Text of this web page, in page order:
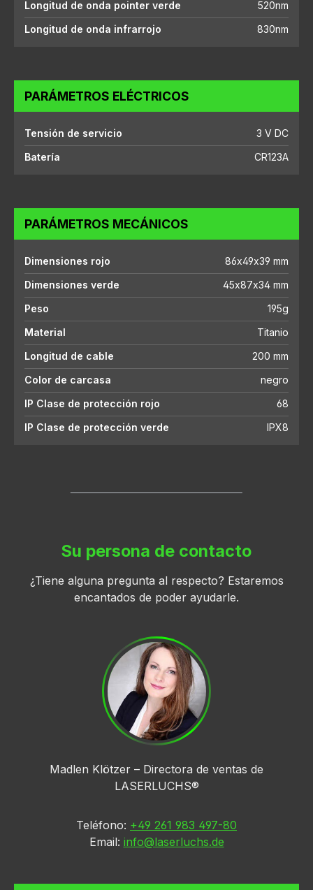
Longitud de onda pointer verde
520nm
Longitud de onda infrarrojo
830nm
PARÁMETROS ELÉCTRICOS
Tensión de servicio
3 V DC
Batería
CR123A
PARÁMETROS MECÁNICOS
Dimensiones rojo
86x49x39 mm
Dimensiones verde
45x87x34 mm
Peso
195g
Material
Titanio
Longitud de cable
200 mm
Color de carcasa
negro
IP Clase de protección rojo
68
IP Clase de protección verde
IPX8
Su persona de contacto
¿Tiene alguna pregunta al respecto? Estaremos
encantados de poder ayudarle.
Madlen Klötzer – Directora de ventas de
LASERLUCHS®
Teléfono: +49 261 983 497-80
Email: info@laserluchs.de